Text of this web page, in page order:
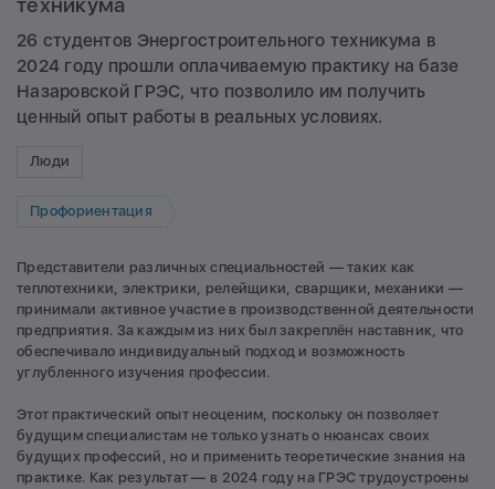
техникума
26 студентов Энергостроительного техникума в
2024 году прошли оплачиваемую практику на базе
Назаровской ГРЭС, что позволило им получить
ценный опыт работы в реальных условиях.
Люди
Профориентация
Представители различных специальностей — таких как
теплотехники, электрики, релейщики, сварщики, механики —
принимали активное участие в производственной деятельности
предприятия. За каждым из них был закреплён наставник, что
обеспечивало индивидуальный подход и возможность
углубленного изучения профессии.
Этот практический опыт неоценим, поскольку он позволяет
будущим специалистам не только узнать о нюансах своих
будущих профессий, но и применить теоретические знания на
практике. Как результат — в 2024 году на ГРЭС трудоустроены